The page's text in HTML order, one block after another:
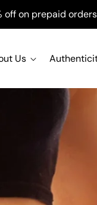
off on prepaid orders
Us